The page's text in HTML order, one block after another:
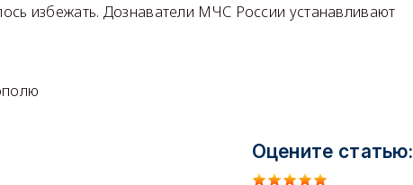
избежать. Дознаватели МЧС России устанавливают
Оцените статью: